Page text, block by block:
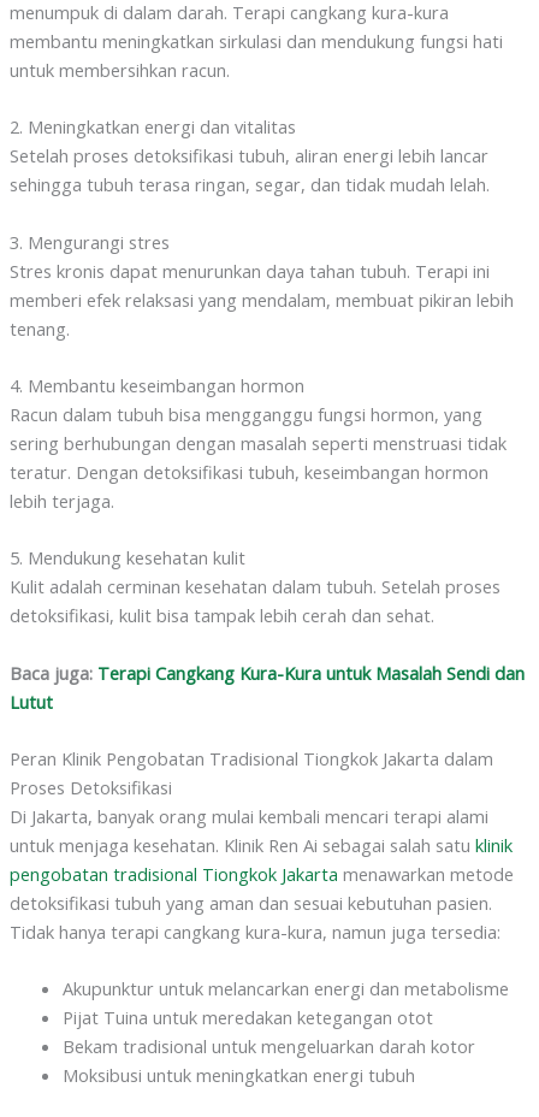
menumpuk di dalam darah. Terapi cangkang kura-kura
membantu meningkatkan sirkulasi dan mendukung fungsi hati
untuk membersihkan racun.
2. Meningkatkan energi dan vitalitas
Setelah proses detoksifikasi tubuh, aliran energi lebih lancar
sehingga tubuh terasa ringan, segar, dan tidak mudah lelah.
3. Mengurangi stres
Stres kronis dapat menurunkan daya tahan tubuh. Terapi ini
memberi efek relaksasi yang mendalam, membuat pikiran lebih
tenang.
4. Membantu keseimbangan hormon
Racun dalam tubuh bisa mengganggu fungsi hormon, yang
sering berhubungan dengan masalah seperti menstruasi tidak
teratur. Dengan detoksifikasi tubuh, keseimbangan hormon
lebih terjaga.
5. Mendukung kesehatan kulit
Kulit adalah cerminan kesehatan dalam tubuh. Setelah proses
detoksifikasi, kulit bisa tampak lebih cerah dan sehat.
Baca juga: Terapi Cangkang Kura-Kura untuk Masalah Sendi dan
Lutut
Peran Klinik Pengobatan Tradisional Tiongkok Jakarta dalam
Proses Detoksifikasi
Di Jakarta, banyak orang mulai kembali mencari terapi alami
untuk menjaga kesehatan. Klinik Ren Ai sebagai salah satu klinik
pengobatan tradisional Tiongkok Jakarta menawarkan metode
detoksifikasi tubuh yang aman dan sesuai kebutuhan pasien.
Tidak hanya terapi cangkang kura-kura, namun juga tersedia:
Akupunktur untuk melancarkan energi dan metabolisme
Pijat Tuina untuk meredakan ketegangan otot
Bekam tradisional untuk mengeluarkan darah kotor
Moksibusi untuk meningkatkan energi tubuh